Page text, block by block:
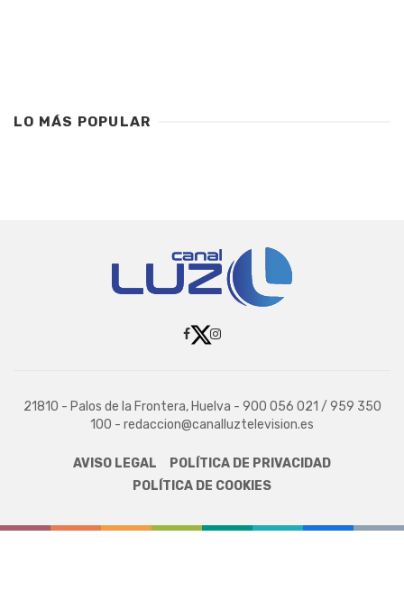
LO MÁS POPULAR
21810 - Palos de la Frontera, Huelva - 900 056 021 / 959 350
100 - redaccion@canalluztelevision.es
AVISO LEGAL
POLÍTICA DE PRIVACIDAD
POLÍTICA DE COOKIES